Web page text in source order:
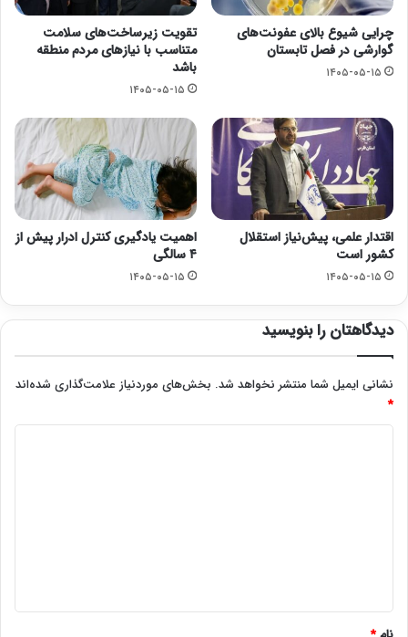
چرایی شیوع بالای عفونت‌های
گوارشی در فصل تابستان
۱۴۰۵-۰۵-۱۵
تقویت زیرساخت‌های سلامت
متناسب با نیازهای مردم منطقه
باشد
۱۴۰۵-۰۵-۱۵
اقتدار علمی، پیش‌نیاز استقلال
کشور است
۱۴۰۵-۰۵-۱۵
اهمیت یادگیری کنترل ادرار پیش از
۴ سالگی
۱۴۰۵-۰۵-۱۵
دیدگاهتان را بنویسید
نشانی ایمیل شما منتشر نخواهد شد. بخش‌های موردنیاز علامت‌گذاری شده‌اند
*